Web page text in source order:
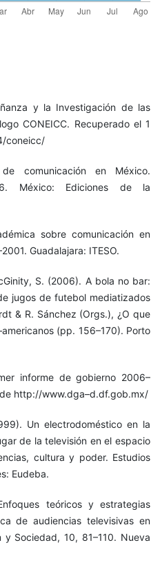
y la Investigación de las
CONEICC. Recuperado el 1
coneicc/
comunicación en México.
México: Ediciones de la
sobre comunicación en
Guadalajara: ITESO.
S. (2006). A bola no bar:
jugos de futebol mediatizados
& R. Sánchez (Orgs.), ¿O que
(pp. 156–170). Porto
informe de gobierno 2006–
http://www.dga–d.df.gob.mx/
Un electrodoméstico en la
de la televisión en el espacio
cultura y poder. Estudios
Eudeba.
teóricos y estrategias
de audiencias televisivas en
y Sociedad, 10, 81–110. Nueva